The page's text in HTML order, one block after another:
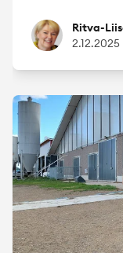
Ritva-Liisa
Ritva-
2.12.2025